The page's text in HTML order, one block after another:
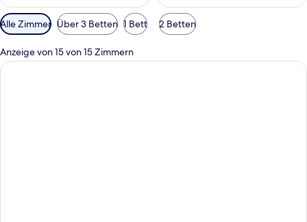
Verfügbare
Filter
für
Zimmer
Alle Zimmer Über 3 Betten 1 Bett 2 Betten
Anzeige von 15 von 15 Zimmern